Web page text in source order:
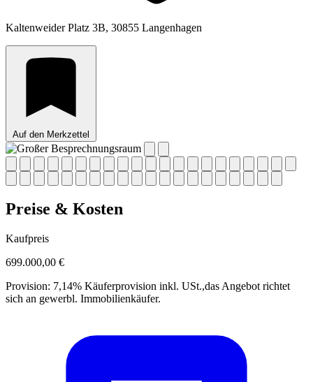
Kaltenweider Platz 3B, 30855 Langenhagen
Auf den Merkzettel
Preise & Kosten
Kaufpreis
699.000,00 €
Provision: 7,14% Käuferprovision inkl. USt.,das Angebot richtet
sich an gewerbl. Immobilienkäufer.